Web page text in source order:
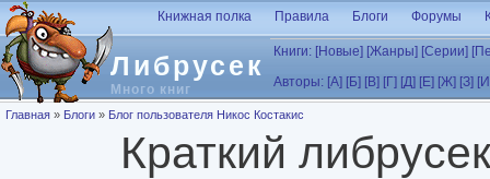
Перейти к основному содержанию
Либрусек
Много книг
Книжная полка Правила Блоги Форумы
Книги: [Новые] [Жанры] [Серии]
Авторы: [А] [Б] [В] [Г] [Д] [Е] [Ж] [З]
Вы здесь
Главная » Блоги » Блог пользователя Никос Костакис
Краткий